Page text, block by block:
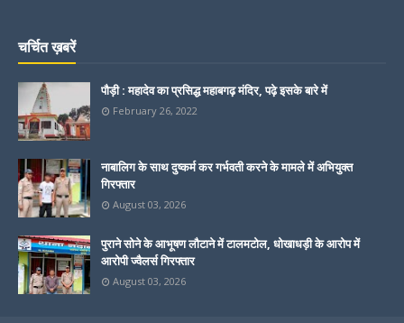
चर्चित ख़बरें
पौड़ी : महादेव का प्रसिद्ध महाबगढ़ मंदिर, पढ़े इसके बारे में
February 26, 2022
नाबालिग के साथ दुष्कर्म कर गर्भवती करने के मामले में अभियुक्त
गिरफ्तार
August 03, 2026
पुराने सोने के आभूषण लौटाने में टालमटोल, धोखाधड़ी के आरोप में
आरोपी ज्वैलर्स गिरफ्तार
August 03, 2026